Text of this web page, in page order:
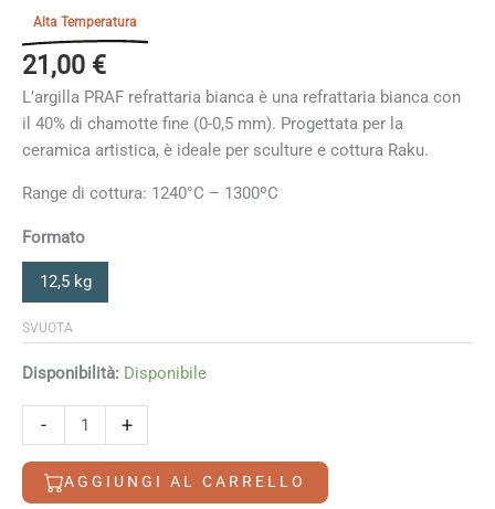
Alta Temperatura
21,00 €
L’argilla PRAF refrattaria bianca è una refrattaria bianca con
il 40% di chamotte fine (0-0,5 mm). Progettata per la
ceramica artistica, è ideale per sculture e cottura Raku.
Range di cottura: 1240°C – 1300ºC
Formato
12,5 kg
SVUOTA
Disponibilità: Disponibile
-
PRAF
refrattaria
bianca
+
AGGIUNGI AL CARRELLO